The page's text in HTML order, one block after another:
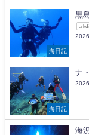
海日記
黒
海日記
ナ
海